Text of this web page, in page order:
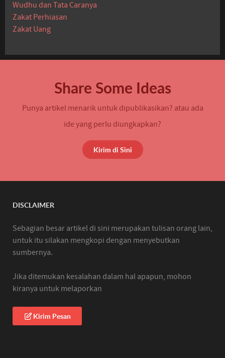
Wudhu dan Tata Caranya
Zakat Perhiasan
Zakat Uang
Share Some Ideas
Punya artikel menarik untuk dipublikasikan? atau ada
ide yang perlu diungkapkan?
Kirim di Sini
DISCLAIMER
Sebagian besar artikel di sini merupakan tulisan orang lain,
untuk itu silakan mengkopi dengan menyebutkan
sumbernya.
Jika ditemukan kesalahan dalam hal apapun, mohon
kiranya untuk melaporkan
Kirim Pesan